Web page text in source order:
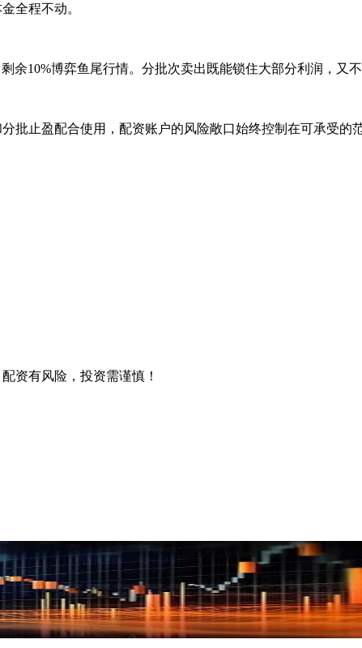
全程不动。
余10%博弈鱼尾行情。分批次卖出既能锁住大部分利润，又不
批止盈配合使用，配资账户的风险敞口始终控制在可承受的
资有风险，投资需谨慎！